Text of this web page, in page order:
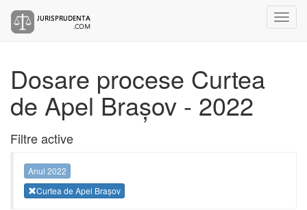
Dosare procese Curtea
de Apel Brașov - 2022
Filtre active
Anul 2022
Curtea de Apel Brașov